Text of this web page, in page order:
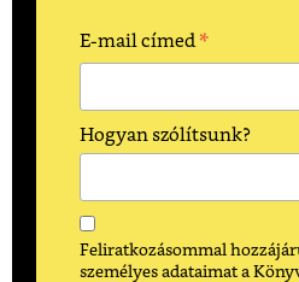
E-mail címed *
Hogyan szólítsunk?
Feliratkozásommal
személyes adataimat a